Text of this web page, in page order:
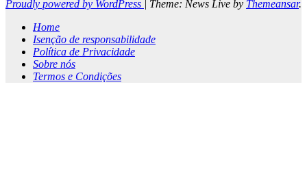
Proudly powered by WordPress Theme: News Live by Themeansar.
Home
Isenção de responsabilidade
Política de Privacidade
Sobre nós
Termos e Condições